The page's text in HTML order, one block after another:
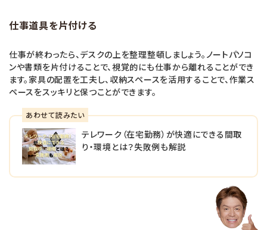
仕事道具を片付ける
仕事が終わったら、デスクの上を整理整頓しましょう。ノートパソコ
ンや書類を片付けることで、視覚的にも仕事から離れることができ
ます。家具の配置を工夫し、収納スペースを活用することで、作業ス
ペースをスッキリと保つことができます。
あわせて読みたい
テレワーク（在宅勤務）が快適にできる間取
り・環境とは？失敗例も解説